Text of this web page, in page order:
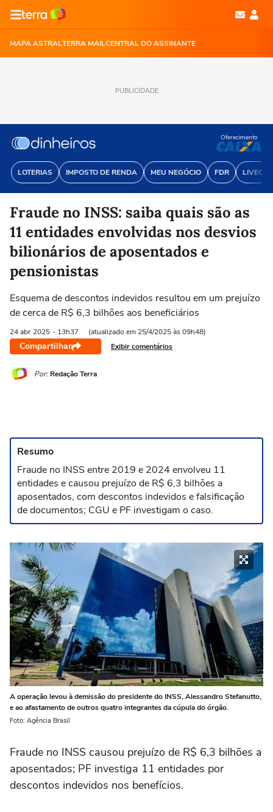
MAPA ASTRALTERRA MAILCENTRAL DO ASSINANTE
PUBLICIDADE
LOTERIAS IMPOSTO DE RENDA MEU NEGÓCIO FDR
Oferecimento
Fraude no INSS: saiba quais são as
11 entidades envolvidas nos desvios
bilionários de aposentados e
pensionistas
Esquema de descontos indevidos resultou em um prejuízo
de cerca de R$ 6,3 bilhões aos beneficiários
24 abr 2025 - 13h37 (atualizado em 25/4/2025 às 09h48)
Compartilhar Exibir comentários
Por: Redação Terra
Resumo
Fraude no INSS entre 2019 e 2024 envolveu 11
entidades e causou prejuízo de R$ 6,3 bilhões a
aposentados, com descontos indevidos e falsificação
de documentos; CGU e PF investigam o caso.
A operação levou à demissão do presidente do INSS, Alessandro Stefanutto,
e ao afastamento de outros quatro integrantes da cúpula do órgão.
Foto: Agência Brasil
Fraude no INSS causou prejuízo de R$ 6,3 bilhões a
aposentados; PF investiga 11 entidades por
descontos indevidos nos benefícios.